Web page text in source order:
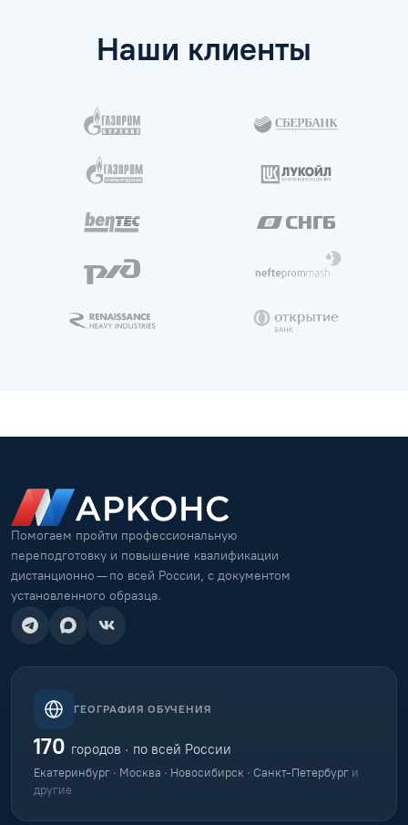
Наши клиенты
Помогаем пройти профессиональную
переподготовку и повышение квалификации
дистанционно — по всей России, с документом
установленного образца.
ГЕОГРАФИЯ ОБУЧЕНИЯ
170 городов · по всей России
Екатеринбург · Москва · Новосибирск · Санкт-Петербург и
другие